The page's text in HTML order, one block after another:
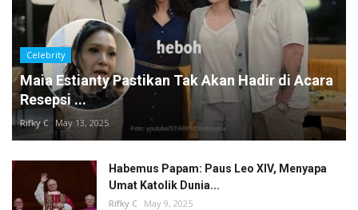
Celebrity
Maia Estianty Pastikan Tak Akan Hadir di Acara
Resepsi ...
Rifky C May 13, 2025
Habemus Papam: Paus Leo XIV, Menyapa
Umat Katolik Dunia...
Rifky C May 9, 2025